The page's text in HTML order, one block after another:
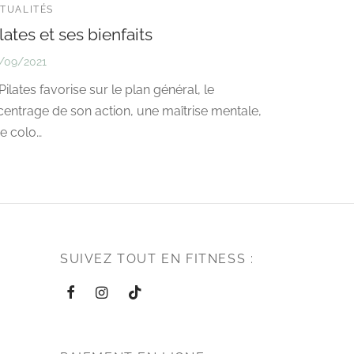
et ses bienfaits
2021
favorise sur le plan général, le
de son action, une maîtrise mentale,
colo…
SUIVEZ TOUT EN FITNESS :